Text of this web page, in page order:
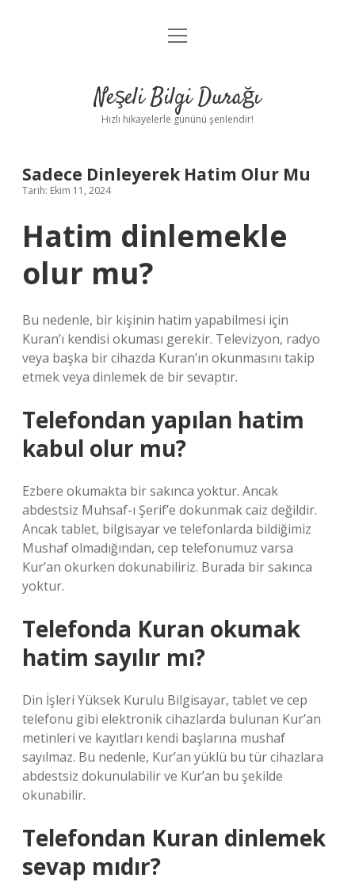
Anasayfa
Yasal Uyarı
menüyü
Neşeli Bilgi Durağı
Hızlı hikayelerle gününü şenlendir!
Sadece Dinleyerek Hatim Olur Mu
Tarih: Ekim 11, 2024
Hatim dinlemekle
olur mu?
Bu nedenle, bir kişinin hatim yapabilmesi için
Kuran’ı kendisi okuması gerekir. Televizyon, radyo
veya başka bir cihazda Kuran’ın okunmasını takip
etmek veya dinlemek de bir sevaptır.
Telefondan yapılan hatim
kabul olur mu?
Ezbere okumakta bir sakınca yoktur. Ancak
abdestsiz Muhsaf-ı Şerif’e dokunmak caiz değildir.
Ancak tablet, bilgisayar ve telefonlarda bildiğimiz
Mushaf olmadığından, cep telefonumuz varsa
Kur’an okurken dokunabiliriz. Burada bir sakınca
yoktur.
Telefonda Kuran okumak
hatim sayılır mı?
Din İşleri Yüksek Kurulu Bilgisayar, tablet ve cep
telefonu gibi elektronik cihazlarda bulunan Kur’an
metinleri ve kayıtları kendi başlarına mushaf
sayılmaz. Bu nedenle, Kur’an yüklü bu tür cihazlara
abdestsiz dokunulabilir ve Kur’an bu şekilde
okunabilir.
Telefondan Kuran dinlemek
sevap mıdır?